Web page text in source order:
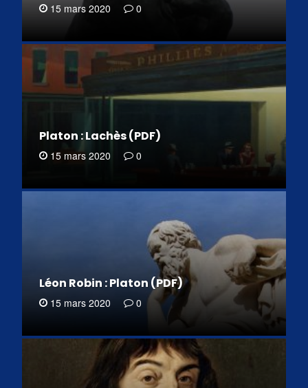
15 mars 2020 0
Platon : Lachès (PDF)
15 mars 2020 0
Léon Robin : Platon (PDF)
15 mars 2020 0